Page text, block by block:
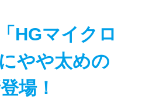
HGマイクロ
やや太めの
場！